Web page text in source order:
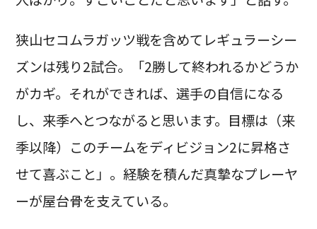
狭山セコムラガッツ戦を含めてレギュラーシー
ズンは残り2試合。「2勝して終われるかどうか
がカギ。それができれば、選手の自信になる
し、来季へとつながると思います。目標は（来
季以降）このチームをディビジョン2に昇格さ
せて喜ぶこと」。経験を積んだ真摯なプレーヤ
ーが屋台骨を支えている。